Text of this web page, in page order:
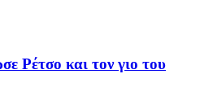
Ρέτσο και τον γιο του